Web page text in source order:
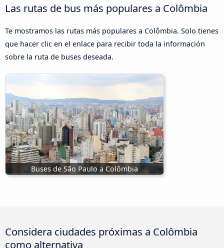
Las rutas de bus más populares a Colômbia
Te mostramos las rutas más populares a Colômbia. Solo tienes
que hacer clic en el enlace para recibir toda la información
sobre la ruta de buses deseada.
Buses de São Paulo a Colômbia
Considera ciudades próximas a Colômbia
como alternativa